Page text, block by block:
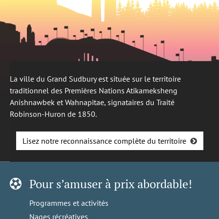
La ville du Grand Sudbury est située sur le territoire
traditionnel des Premières Nations Atikameksheng
Anishnawbek et Wahnapitae, signataires du Traité
Robinson-Huron de 1850.
Lisez notre reconnaissance complète du territoire
Pour s’amuser à prix abordable!
Programmes et activités
Nages récréatives